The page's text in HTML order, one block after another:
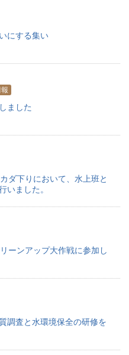
にする集い
ました
ダ下りにおいて、水上班と
いました。
ーンアップ大作戦に参加し
調査と水環境保全の研修を